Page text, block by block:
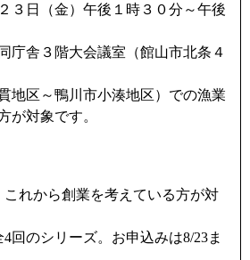
３日（金）午後１時３０分～午後
庁舎３階大会議室（館山市北条４
地区～鴨川市小湊地区）での漁業
が対象です。
れから創業を考えている方が対
回のシリーズ。お申込みは8/23ま